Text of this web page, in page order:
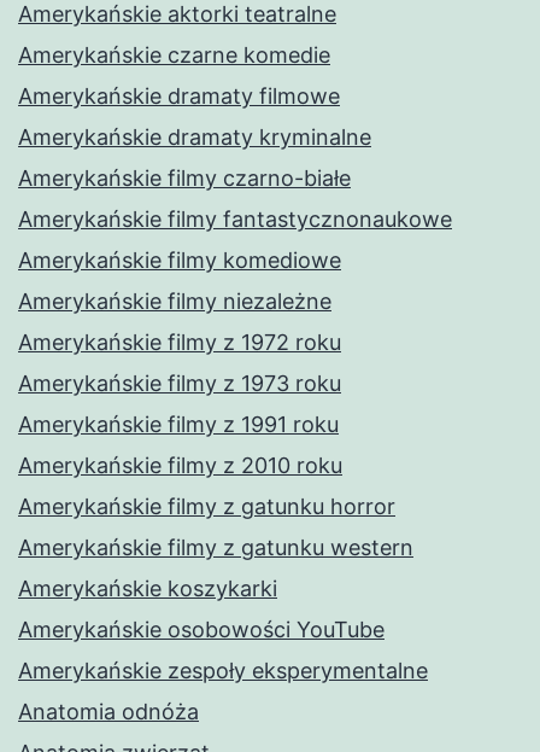
Amerykańskie aktorki teatralne
Amerykańskie czarne komedie
Amerykańskie dramaty filmowe
Amerykańskie dramaty kryminalne
Amerykańskie filmy czarno-białe
Amerykańskie filmy fantastycznonaukowe
Amerykańskie filmy komediowe
Amerykańskie filmy niezależne
Amerykańskie filmy z 1972 roku
Amerykańskie filmy z 1973 roku
Amerykańskie filmy z 1991 roku
Amerykańskie filmy z 2010 roku
Amerykańskie filmy z gatunku horror
Amerykańskie filmy z gatunku western
Amerykańskie koszykarki
Amerykańskie osobowości YouTube
Amerykańskie zespoły eksperymentalne
Anatomia odnóża